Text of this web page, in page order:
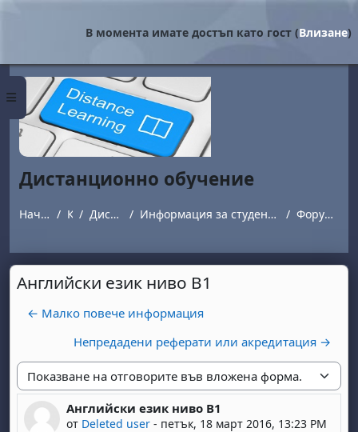
Страничен панел
В момента имате достъп като гост (Влизане)
Дистанционно обучение
Начална страница Курсове Дистанционно обучение Информация за студенти обучаващи се в програми с дистанционна форма на обучение. Форум за въпроси и отговори
Английски език ниво B1
← Малко повече информация
Непредадени реферати или акредитация →
Начин на показване
Английски език ниво B1
от Deleted user - петък, 18 март 2016, 13:23 PM
Number of replies: 0